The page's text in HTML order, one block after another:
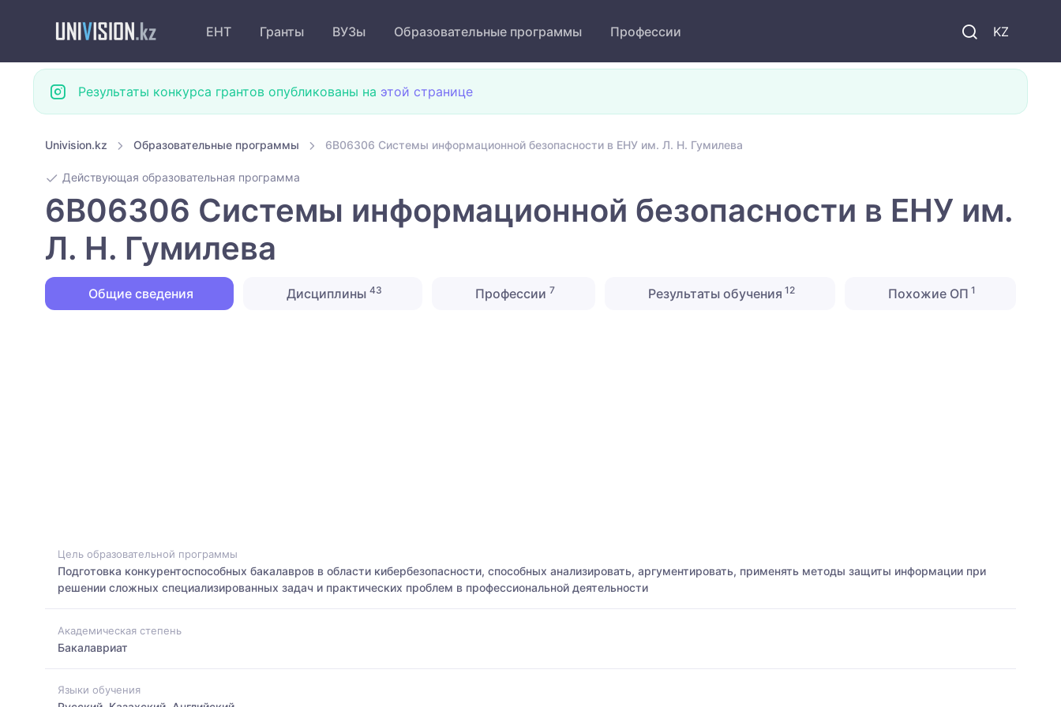
KZ
ЕНТ Гранты ВУЗы Образовательные программы Профессии
Результаты конкурса грантов опубликованы на этой странице
Univision.kz Образовательные программы 6B06306 Системы информационной безопасности в ЕНУ им. Л. Н. Гумилева
Действующая образовательная программа
6B06306 Системы информационной безопасности в ЕНУ им.
Л. Н. Гумилева
Общие сведения Дисциплины 43 Профессии 7 Результаты обучения 12 Похожие ОП 1
Цель образовательной программы
Подготовка конкурентоспособных бакалавров в области кибербезопасности, способных анализировать, аргументировать, применять методы защиты информации при
решении сложных специализированных задач и практических проблем в профессиональной деятельности
Академическая степень
Бакалавриат
Языки обучения